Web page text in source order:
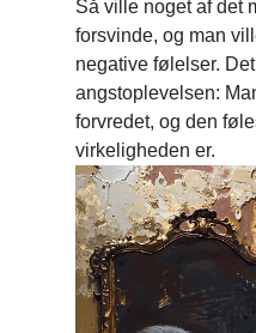
Så ville noget af det
forsvinde, og man
negative følelser.
angstoplevelsen:
forvredet, og den
virkeligheden er.